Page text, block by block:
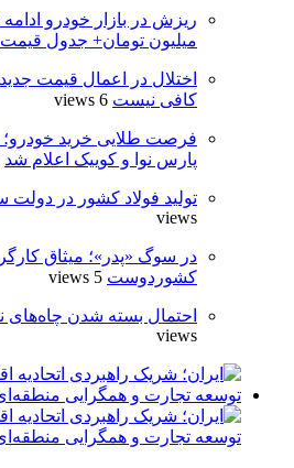
میلیون تومان+ جدول قیمت
اختلال در اعمال قیمت‌ جدید
کافی نیست 6 views
فرصت طلایی خرید
پارس نوا و کوییک اعلام شد
تولید فولاد کشور در دولت
views
در سوگ «پدر»؛ میثاق
کشوردوست 5 views
احتمال بسته شدن
views